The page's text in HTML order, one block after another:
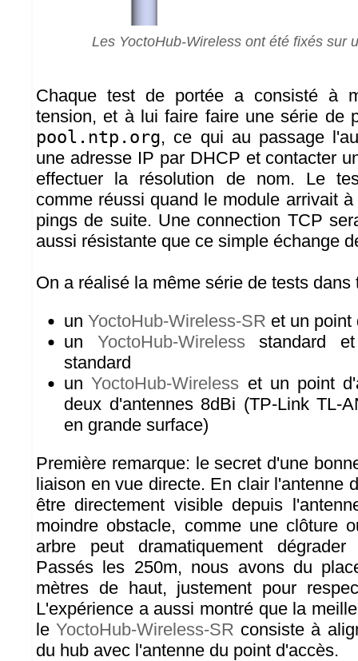
Les YoctoHub-Wireless ont été fixés sur
Chaque test de portée a consisté à
tension, et à lui faire faire une série de
pool.ntp.org, ce qui au passage
une adresse IP par DHCP et contacter
effectuer la résolution de nom. Le
comme réussi quand le module arrivait
pings de suite. Une connection TCP
aussi résistante que ce simple échange
On a réalisé la même série de tests
un YoctoHub-Wireless-SR et un point
un YoctoHub-Wirelessstandard et
standard
unYoctoHub-Wireless et un point
deux d'antennes 8dBi (TP-Link TL-
en grande surface)
Première remarque: le secret d'une
liaison en vue directe. En clair l'antenne
être directement visible depuis
moindre obstacle, comme une clôture
arbre peut dramatiquement dégrader
Passés les 250m, nous avons du
mètres de haut, justement pour
L'expérience a aussi montré que la
leYoctoHub-Wireless-SR consiste à
du hub avec l'antenne du point d'accès.